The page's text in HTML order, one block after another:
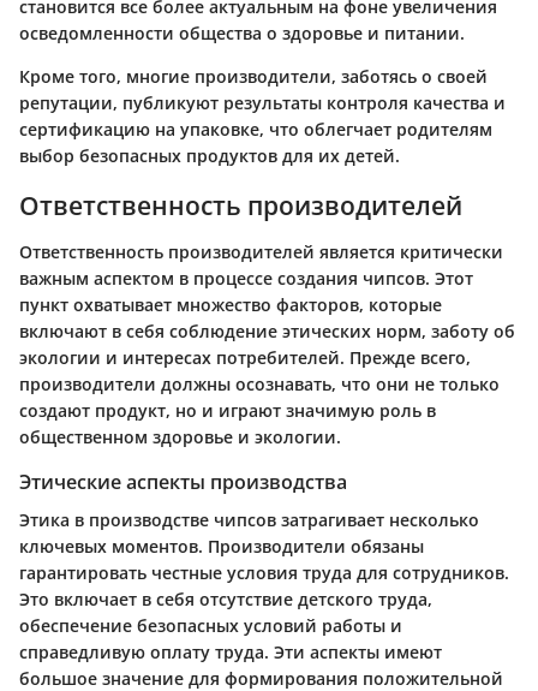
становится все более актуальным на фоне увеличения
осведомленности общества о здоровье и питании.
Кроме того, многие производители, заботясь о своей
репутации, публикуют результаты контроля качества и
сертификацию на упаковке, что облегчает родителям
выбор безопасных продуктов для их детей.
Ответственность производителей
Ответственность производителей является критически
важным аспектом в процессе создания чипсов. Этот
пункт охватывает множество факторов, которые
включают в себя соблюдение этических норм, заботу об
экологии и интересах потребителей. Прежде всего,
производители должны осознавать, что они не только
создают продукт, но и играют значимую роль в
общественном здоровье и экологии.
Этические аспекты производства
Этика в производстве чипсов затрагивает несколько
ключевых моментов. Производители обязаны
гарантировать честные условия труда для сотрудников.
Это включает в себя отсутствие детского труда,
обеспечение безопасных условий работы и
справедливую оплату труда. Эти аспекты имеют
большое значение для формирования положительной